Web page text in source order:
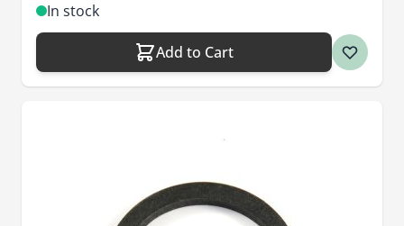
In stock
Add to Cart